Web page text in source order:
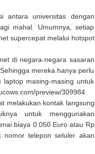
antara universitas dengan
mahal. Umumnya, setiap
supercepat melalui hotspot
di negara-negara sasaran
mereka hanya perlu
masing-masing untuk
preview/309984.
melakukan kontak langsung
untuk menggunakan
biaya 0.050 Euro atau Rp
nomor telepon seluler akan